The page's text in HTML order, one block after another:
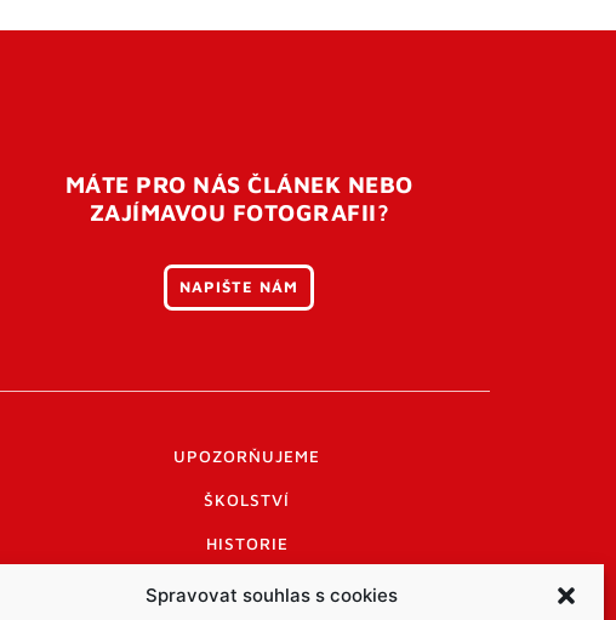
Spravovat souhlas s cookies
MÁTE PRO NÁS ČLÁNEK NEBO
ZAJÍMAVOU FOTOGRAFII?
NAPIŠTE NÁM
UPOZORŇUJEME
ŠKOLSTVÍ
HISTORIE
PRAKTICKÉ INFORMACE